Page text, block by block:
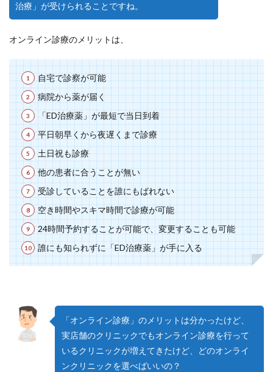
治療」が受けられることですね。
オンライン診療のメリットは、
自宅で診察が可能
病院から薬が届く
「ED治療薬」が最短で当日到着
平日朝早くから夜遅くまで診療
土日祝も診療
他の患者に合うことが無い
受診していることを誰にもばれない
空き時間やスキマ時間で診療が可能
24時間予約することが可能で、変更することも可能
誰にも知られずに「ED治療薬」が手に入る
「オンライン診療」のメリットは分かったけど、
実店舗のクリニックでもオンライン診療を行って
いるクリニックが増えてきたけど、どのオンライ
ンクリニックを選べばいいの？